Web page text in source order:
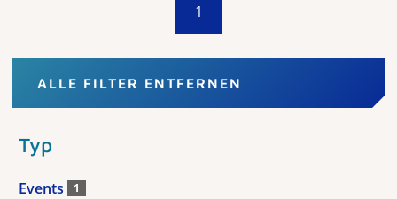
1
ALLE FILTER ENTFERNEN
Typ
Events 1